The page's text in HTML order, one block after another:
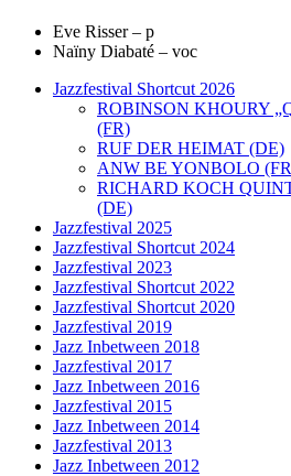
Eve Risser – p
Naïny Diabaté – voc
Jazzfestival Shortcut 2026
ROBINSON KHOURY
(FR)
RUF DER HEIMAT (DE)
ANW BE YONBOLO
RICHARD KOCH
(DE)
Jazzfestival 2025
Jazzfestival Shortcut 2024
Jazzfestival 2023
Jazzfestival Shortcut 2022
Jazzfestival Shortcut 2020
Jazzfestival 2019
Jazz Inbetween 2018
Jazzfestival 2017
Jazz Inbetween 2016
Jazzfestival 2015
Jazz Inbetween 2014
Jazzfestival 2013
Jazz Inbetween 2012